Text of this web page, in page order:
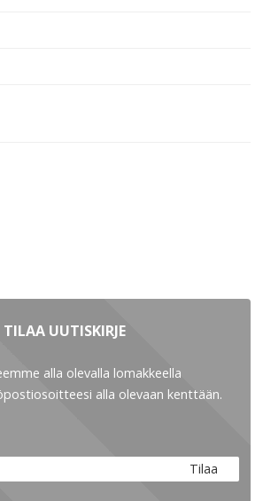
TILAA UUTISKIRJE
alla olevalla lomakkeella
alla olevaan kenttään.
Tilaa